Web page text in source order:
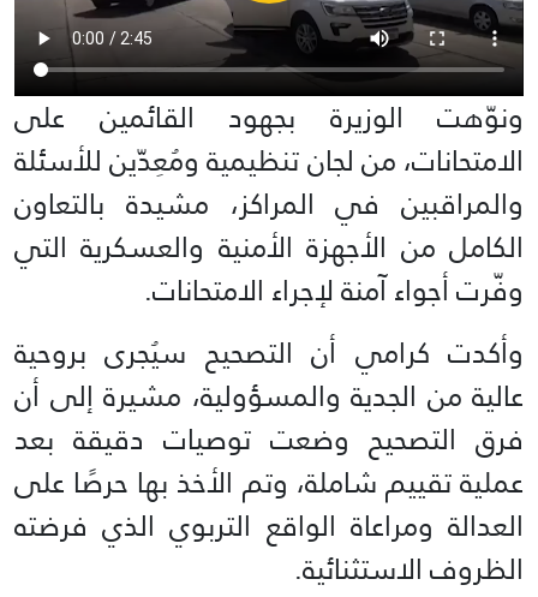
ونوّهت الوزيرة بجهود القائمين على
الامتحانات، من لجان تنظيمية ومُعِدّين للأسئلة
والمراقبين في المراكز، مشيدة بالتعاون
الكامل من الأجهزة الأمنية والعسكرية التي
وفّرت أجواء آمنة لإجراء الامتحانات.
وأكدت كرامي أن التصحيح سيُجرى بروحية
عالية من الجدية والمسؤولية، مشيرة إلى أن
فرق التصحيح وضعت توصيات دقيقة بعد
عملية تقييم شاملة، وتم الأخذ بها حرصًا على
العدالة ومراعاة الواقع التربوي الذي فرضته
الظروف الاستثنائية.